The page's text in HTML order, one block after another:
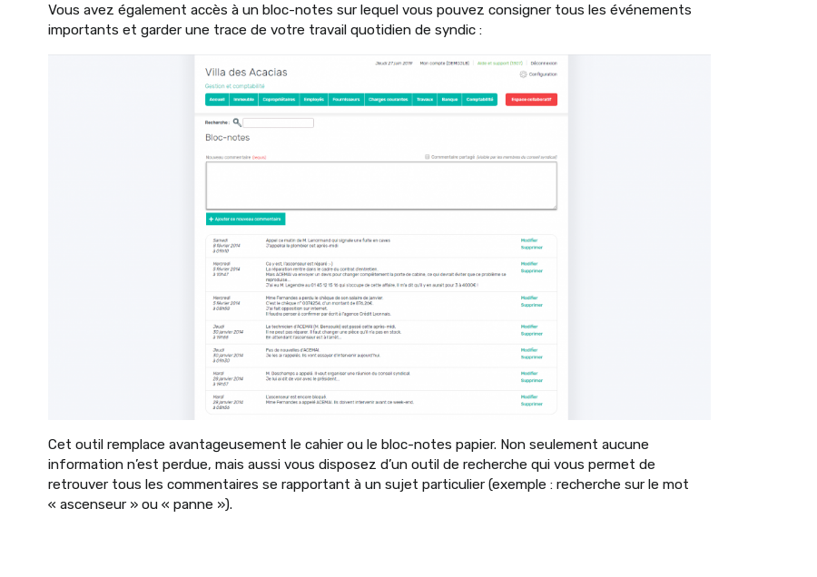
Vous avez également accès à un bloc-notes sur lequel vous pouvez consigner tous les événements
importants et garder une trace de votre travail quotidien de syndic :
Cet outil remplace avantageusement le cahier ou le bloc-notes papier. Non seulement aucune
information n’est perdue, mais aussi vous disposez d’un outil de recherche qui vous permet de
retrouver tous les commentaires se rapportant à un sujet particulier (exemple : recherche sur le mot
« ascenseur » ou « panne »).